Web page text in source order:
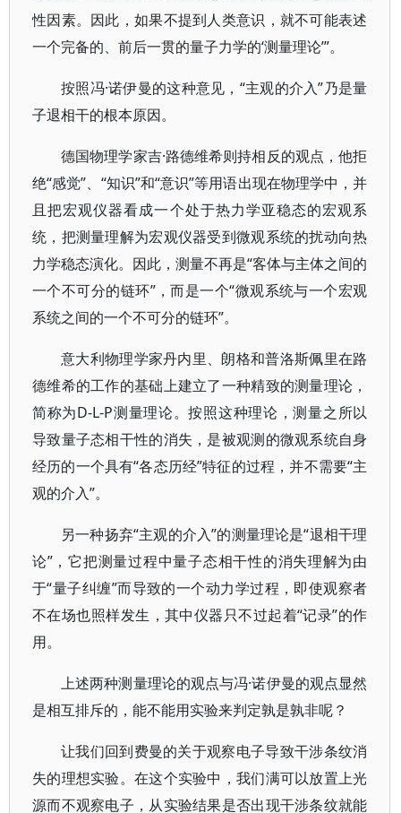
性因素。因此，如果不提到人类意识，就不可能表述
一个完备的、前后一贯的量子力学的‘测量理论’”。
按照冯·诺伊曼的这种意见，“主观的介入”乃是量
子退相干的根本原因。
德国物理学家吉·路德维希则持相反的观点，他拒
绝“感觉”、“知识”和“意识”等用语出现在物理学中，并
且把宏观仪器看成一个处于热力学亚稳态的宏观系
统，把测量理解为宏观仪器受到微观系统的扰动向热
力学稳态演化。因此，测量不再是“客体与主体之间的
一个不可分的链环”，而是一个“微观系统与一个宏观
系统之间的一个不可分的链环”。
意大利物理学家丹内里、朗格和普洛斯佩里在路
德维希的工作的基础上建立了一种精致的测量理论，
简称为D-L-P测量理论。按照这种理论，测量之所以
导致量子态相干性的消失，是被观测的微观系统自身
经历的一个具有“各态历经”特征的过程，并不需要“主
观的介入”。
另一种扬弃“主观的介入”的测量理论是“退相干理
论”，它把测量过程中量子态相干性的消失理解为由
于“量子纠缠”而导致的一个动力学过程，即使观察者
不在场也照样发生，其中仪器只不过起着“记录”的作
用。
上述两种测量理论的观点与冯·诺伊曼的观点显然
是相互排斥的，能不能用实验来判定孰是孰非呢？
让我们回到费曼的关于观察电子导致干涉条纹消
失的理想实验。在这个实验中，我们满可以放置上光
源而不观察电子，从实验结果是否出现干涉条纹就能